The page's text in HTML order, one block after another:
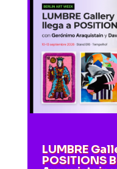
LUMBRE
POSITIONS